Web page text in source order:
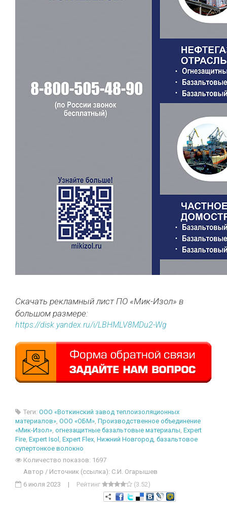
Скачать рекламный лист ПО «Мик-Изол» в
большом размере:
https://disk.yandex.ru/i/LBHMLV8MDu2-Wg
Теги: ООО «Воткинский завод теплоизоляционных
материалов», ООО «ОБМ», Производственное объединение
«Мик-Изол», огнезащитные базальтовые материалы, Expert
Fire, Expert Isol , Expert Flex, Нижний Новгород, базальтовое
супертонкое волокно
Количество показов: 1697
Автор / Источник (ссылка): C.И. Огарышев
6 июля 2023
| Рейтинг (3.52)